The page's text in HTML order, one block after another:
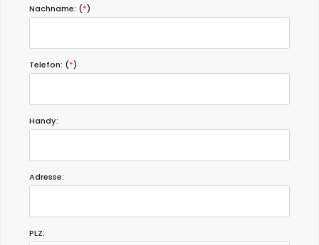
Nachname: (*)
Telefon: (*)
Handy:
Adresse:
PLZ: